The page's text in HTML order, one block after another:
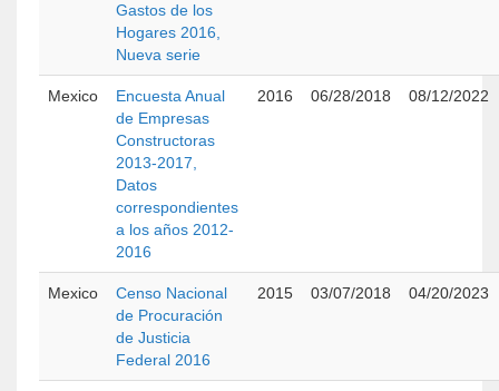
Gastos de los
Hogares 2016,
Nueva serie
Mexico
Encuesta Anual
de Empresas
Constructoras
2013-2017,
Datos
correspondientes
a los años 2012-
2016
2016 06/28/2018 08/12/2022
Mexico
Censo Nacional
de Procuración
de Justicia
Federal 2016
2015 03/07/2018 04/20/2023